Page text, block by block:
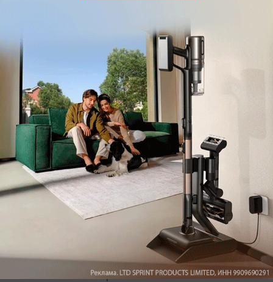
Одноклассники
ВКонтакте Дзен
Max YouTube
Комментарии
Мы знаем, вам есть что сказать!
ВойдитеилиЗарегистрируйтесь , чтобы
оставить комментарий